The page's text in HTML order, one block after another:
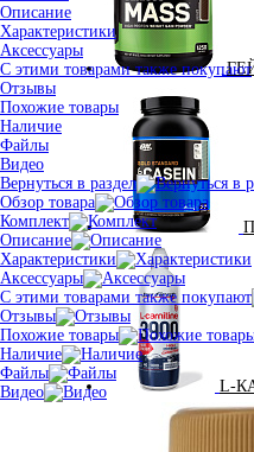
L-
Описание
Характеристики
Аксессуары
С этими товарами также покупают
Отзывы
Похожие товары
Наличие
Файлы
Видео
Вернуться в раздел
Обзор товара
Комплект
Описание
Характеристики
Аксессуары
С этими товарами также покупают
Отзывы
Похожие товары
Наличие
Файлы
Видео